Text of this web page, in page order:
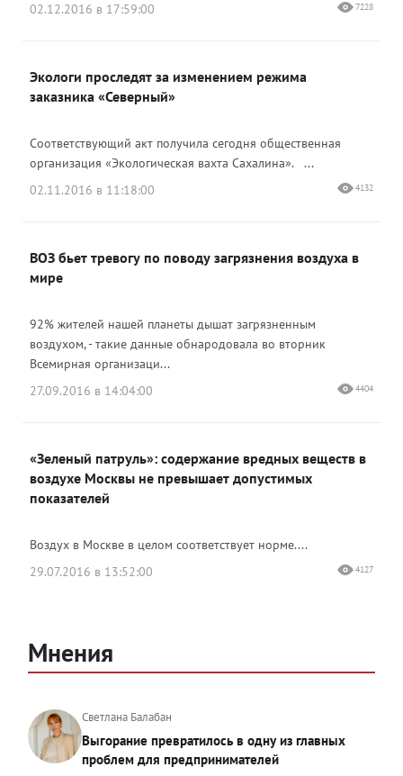
02.12.2016 в 17:59:00
7228
Экологи проследят за изменением режима
заказника «Северный»
Соответствующий акт получила сегодня общественная
организация «Экологическая вахта Сахалина». ...
02.11.2016 в 11:18:00
4132
ВОЗ бьет тревогу по поводу загрязнения воздуха в
мире
92% жителей нашей планеты дышат загрязненным
воздухом, - такие данные обнародовала во вторник
Всемирная организаци...
27.09.2016 в 14:04:00
4404
«Зеленый патруль»: содержание вредных веществ в
воздухе Москвы не превышает допустимых
показателей
Воздух в Москве в целом соответствует норме....
29.07.2016 в 13:52:00
4127
Мнения
Светлана Балабан
Выгорание превратилось в одну из главных
проблем для предпринимателей